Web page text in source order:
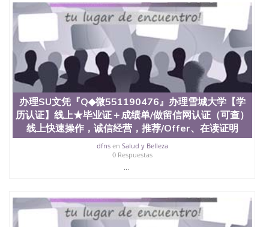
镭射，紫外荧光，温感，复印防伪）都有原版本文凭
对照。质量得到了广大海外客户群体的认可，同时和
海外学校留学中介， 同时能做到与时俱进，及时掌握
各大院校的（毕业证，成绩单，资格证，学生卡，结
业证，录取通知书，在读证明等相关材料）的版本更
新信息， 能够在时间掌握的海外学历文凭的样版，尺
寸大小，纸张材质，防伪技术等等，并在时间收集到
原版实物，以求达到客户的需求。 我们的优势： 我
们在保证合理定价的同时，坚持较高性价比，通过品
质和效率不断优化，为您倾情诠释什么是高性价比。
咨询顾问：Sam q/微信:551190476 Q/微
信:551190476办理毕业证成绩单、教育部认证,录取通
知书，雅思，留学回国证明.
理、仿制学位证书、毕业证文凭、文凭毕业证、毕业
证认证、留服认证、使馆认证、使馆证明、使馆留学
回国人员证明、留学生认证、学历认证、文凭认证学
办理SU文凭『Q◆微551190476』办理雪城大学【学
历认证】线上★毕业证＋成绩单/做留信网认证（可查）
线上快速操作，诚信经营，推荐/Offer、在读证明
dfnsen Salud y Belleza
0 Respuestas
...